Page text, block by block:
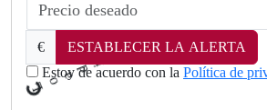
€
ESTABLECER LA ALERTA
Estoy de acuerdo con la Política de
L
o
.